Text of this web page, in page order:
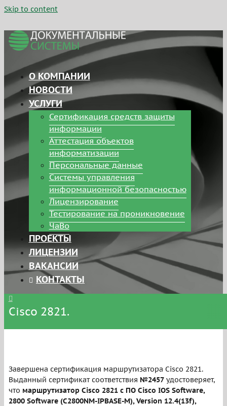
Skip to content
О КОМПАНИИ
НОВОСТИ
УСЛУГИ
Сертификация средств защиты
информации
Аттестация объектов
информатизации
Персональные данные
Системы управления
информационной безопасностью
Лицензирование
Тестирование на проникновение
ЧаВо
ПРОЕКТЫ
ЛИЦЕНЗИИ
ВАКАНСИИ
КОНТАКТЫ
Cisco 2821.
Завершена сертификация маршрутизатора Cisco 2821.
Выданный сертификат соответствия №2457удостоверяет,
что маршрутизатор Cisco 2821 с ПО Cisco IOS Software,
2800 Software (C2800NM-IPBASE-M), Version 12.4(13f),